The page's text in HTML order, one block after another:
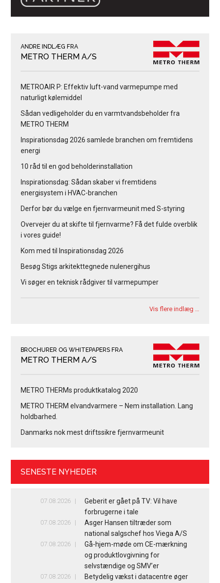
ANDRE INDLÆG FRA
METRO THERM A/S
METROAIR P: Effektiv luft-vand varmepumpe med
naturligt kølemiddel
Sådan vedligeholder du en varmtvandsbeholder fra
METRO THERM
Inspirationsdag 2026 samlede branchen om fremtidens
energi
10 råd til en god beholderinstallation
Inspirationsdag: Sådan skaber vi fremtidens
energisystem i HVAC-branchen
Derfor bør du vælge en fjernvarmeunit med S-styring
Overvejer du at skifte til fjernvarme? Få det fulde overblik
i vores guide!
Kom med til Inspirationsdag 2026
Besøg Stigs arkitekttegnede nulenergihus
Vi søger en teknisk rådgiver til varmepumper
Vis flere indlæg …
BROCHURER OG WHITEPAPERS FRA
METRO THERM A/S
METRO THERMs produktkatalog 2020
METRO THERM elvandvarmere – Nem installation. Lang
holdbarhed.
Danmarks nok mest driftssikre fjernvarmeunit
SENESTE NYHEDER
07.08.2026
Geberit er gået på TV: Vil have
forbrugerne i tale
07.08.2026
Asger Hansen tiltræder som
national salgschef hos Viega A/S
07.08.2026
Gå-hjem-møde om CE-mærkning
og produktlovgivning for
selvstændige og SMV’er
07.08.2026
Betydelig vækst i datacentre øger